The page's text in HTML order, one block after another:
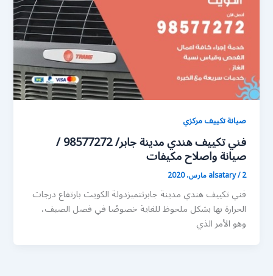
صيانة تكييف مركزي
فني تكييف هندي مدينة جابر/ 98577272 /
صيانة واصلاح مكيفات
alsatary/2 مارس، 2020
فني تكييف هندي مدينة جابرتتميزدولة الكويت بارتفاع درجات
الحرارة بها بشكل ملحوظ للغاية خصوصًا في فصل الصيف،
وهو الأمر الذي